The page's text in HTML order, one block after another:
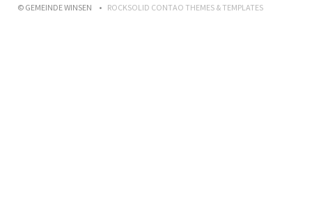
© GEMEINDE WINSEN
ROCKSOLID CONTAO THEMES & TEMPLATES